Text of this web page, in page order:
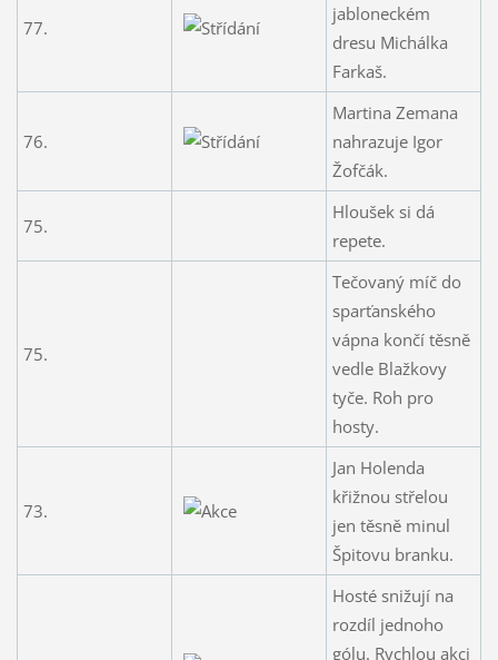
77.
jabloneckém
dresu Michálka
Farkaš.
76.
Martina Zemana
nahrazuje Igor
Žofčák.
75.
Hloušek si dá
repete.
75.
Tečovaný míč do
sparťanského
vápna končí těsně
vedle Blažkovy
tyče. Roh pro
hosty.
73.
Jan Holenda
křižnou střelou
jen těsně minul
Špitovu branku.
Hosté snižují na
rozdíl jednoho
gólu. Rychlou akci